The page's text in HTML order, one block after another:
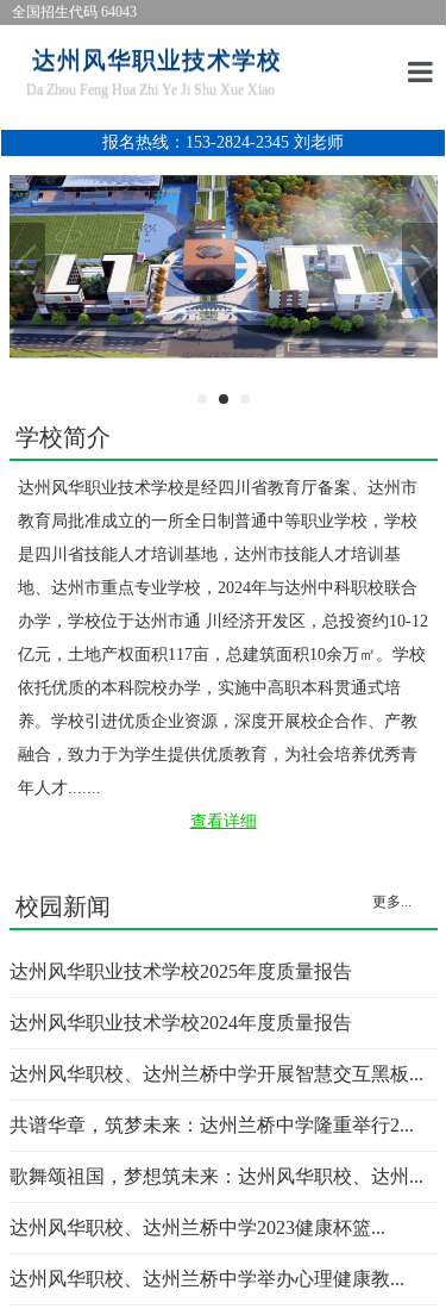
全国招生代码 64043
达州风华职业技术学校
Da Zhou Feng Hua Zhi Ye Ji Shu Xue Xiao
学校简
招生简
新闻资
师生风
专业设
资助体
网上
关于我
搜索结
报名热线：153-2824-2345 刘老师
学校简介
达州风华职业技术学校是经四川省教育厅备案、达州市
教育局批准成立的一所全日制普通中等职业学校，学校
是四川省技能人才培训基地，达州市技能人才培训基
地、达州市重点专业学校，2024年与达州中科职校联合
办学，学校位于达州市通 川经济开发区，总投资约10-12
亿元，土地产权面积117亩，总建筑面积10余万㎡。学校
依托优质的本科院校办学，实施中高职本科贯通式培
养。学校引进优质企业资源，深度开展校企合作、产教
融合，致力于为学生提供优质教育，为社会培养优秀青
年人才.......
查看详细
更多...
校园新闻
达州风华职业技术学校2025年度质量报告
达州风华职业技术学校2024年度质量报告
达州风华职校、达州兰桥中学开展智慧交互黑板...
共谱华章，筑梦未来：达州兰桥中学隆重举行2...
歌舞颂祖国，梦想筑未来：达州风华职校、达州...
达州风华职校、达州兰桥中学2023健康杯篮...
​达州风华职校、达州兰桥中学举办心理健康教...